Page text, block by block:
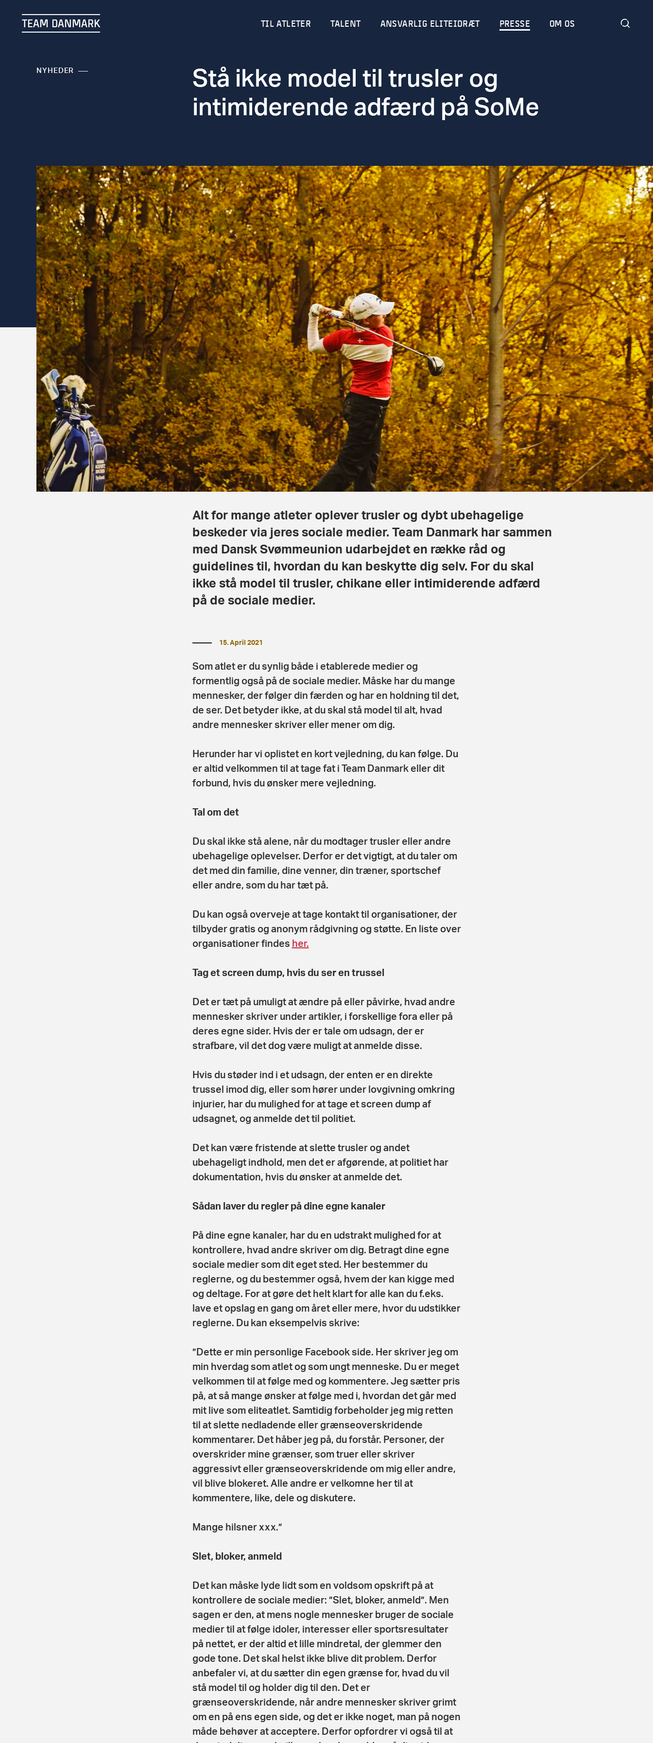
TEAM DANMARK TIL ATLETER TALENT ANSVARLIG ELITEIDRÆT PRESSE OM OS
NYHEDER
Stå ikke model til trusler og
intimiderende adfærd på SoMe
Alt for mange atleter oplever trusler og dybt ubehagelige
beskeder via jeres sociale medier. Team Danmark har sammen
med Dansk Svømmeunion udarbejdet en række råd og
guidelines til, hvordan du kan beskytte dig selv. For du skal
ikke stå model til trusler, chikane eller intimiderende adfærd
på de sociale medier.
15. April 2021
Som atlet er du synlig både i etablerede medier og
formentlig også på de sociale medier. Måske har du mange
mennesker, der følger din færden og har en holdning til det,
de ser. Det betyder ikke, at du skal stå model til alt, hvad
andre mennesker skriver eller mener om dig.
Herunder har vi oplistet en kort vejledning, du kan følge. Du
er altid velkommen til at tage fat i Team Danmark eller dit
forbund, hvis du ønsker mere vejledning.
Tal om det
Du skal ikke stå alene, når du modtager trusler eller andre
ubehagelige oplevelser. Derfor er det vigtigt, at du taler om
det med din familie, dine venner, din træner, sportschef
eller andre, som du har tæt på.
Du kan også overveje at tage kontakt til organisationer, der
tilbyder gratis og anonym rådgivning og støtte. En liste over
organisationer findes her.
Tag et screen dump, hvis du ser en trussel
Det er tæt på umuligt at ændre på eller påvirke, hvad andre
mennesker skriver under artikler, i forskellige fora eller på
deres egne sider. Hvis der er tale om udsagn, der er
strafbare, vil det dog være muligt at anmelde disse.
Hvis du støder ind i et udsagn, der enten er en direkte
trussel imod dig, eller som hører under lovgivning omkring
injurier, har du mulighed for at tage et screen dump af
udsagnet, og anmelde det til politiet.
Det kan være fristende at slette trusler og andet
ubehageligt indhold, men det er afgørende, at politiet har
dokumentation, hvis du ønsker at anmelde det.
Sådan laver du regler på dine egne kanaler
På dine egne kanaler, har du en udstrakt mulighed for at
kontrollere, hvad andre skriver om dig. Betragt dine egne
sociale medier som dit eget sted. Her bestemmer du
reglerne, og du bestemmer også, hvem der kan kigge med
og deltage. For at gøre det helt klart for alle kan du f.eks.
lave et opslag en gang om året eller mere, hvor du udstikker
reglerne. Du kan eksempelvis skrive:
”Dette er min personlige Facebook side. Her skriver jeg om
min hverdag som atlet og som ungt menneske. Du er meget
velkommen til at følge med og kommentere. Jeg sætter pris
på, at så mange ønsker at følge med i, hvordan det går med
mit live som eliteatlet. Samtidig forbeholder jeg mig retten
til at slette nedladende eller grænseoverskridende
kommentarer. Det håber jeg på, du forstår. Personer, der
overskrider mine grænser, som truer eller skriver
aggressivt eller grænseoverskridende om mig eller andre,
vil blive blokeret. Alle andre er velkomne her til at
kommentere, like, dele og diskutere.
Mange hilsner xxx.”
Slet, bloker, anmeld
Det kan måske lyde lidt som en voldsom opskrift på at
kontrollere de sociale medier: ”Slet, bloker, anmeld”. Men
sagen er den, at mens nogle mennesker bruger de sociale
medier til at følge idoler, interesser eller sportsresultater
på nettet, er der altid et lille mindretal, der glemmer den
gode tone. Det skal helst ikke blive dit problem. Derfor
anbefaler vi, at du sætter din egen grænse for, hvad du vil
stå model til og holder dig til den. Det er
grænseoverskridende, når andre mennesker skriver grimt
om en på ens egen side, og det er ikke noget, man på nogen
måde behøver at acceptere. Derfor opfordrer vi også til at